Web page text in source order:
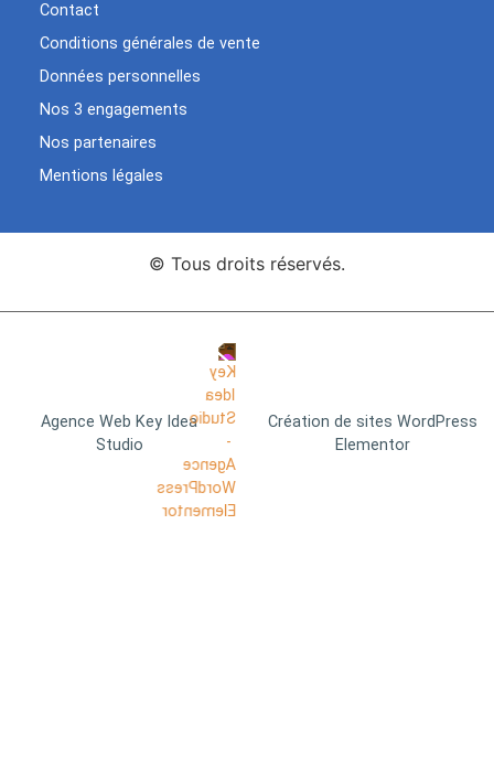
Contact
Conditions générales de vente
Données personnelles
Nos 3 engagements
Nos partenaires
Mentions légales
© Tous droits réservés.
Agence Web Key Idea
Studio
Création de sites WordPress
Elementor